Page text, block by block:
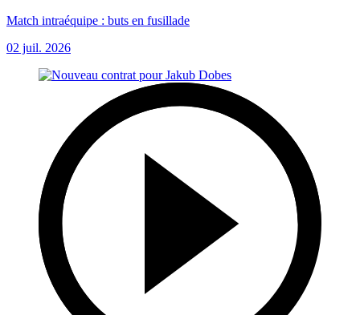
Match intraéquipe : buts en fusillade
02 juil. 2026